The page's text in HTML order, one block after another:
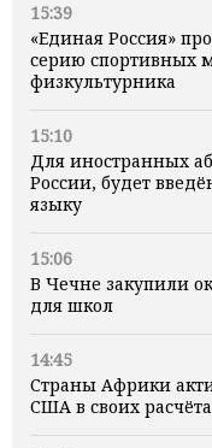
15:39
«Единая Россия»
серию спортивных
физкультурника
15:10
Для иностранных
России, будет
языку
15:06
В Чечне закупили
для школ
14:45
Страны Африки
США в своих